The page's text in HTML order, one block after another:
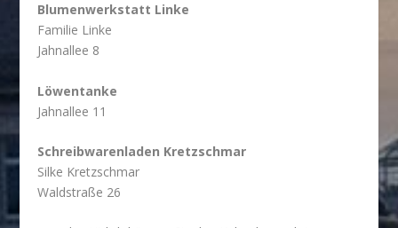
Blumenwerkstatt Linke
Familie Linke
Jahnallee 8
Löwentanke
Jahnallee 11
Schreibwarenladen Kretzschmar
Silke Kretzschmar
Waldstraße 26